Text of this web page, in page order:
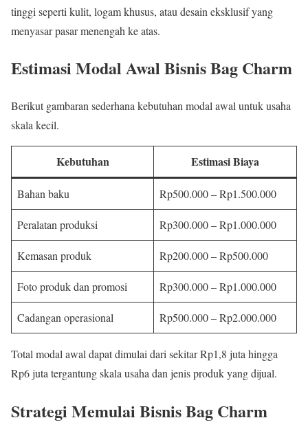
tinggi seperti kulit, logam khusus, atau desain eksklusif yang
menyasar pasar menengah ke atas.
Estimasi Modal Awal Bisnis Bag Charm
Berikut gambaran sederhana kebutuhan modal awal untuk usaha
skala kecil.
Kebutuhan Estimasi Biaya
Bahan baku Rp500.000 – Rp1.500.000
Peralatan produksi Rp300.000 – Rp1.000.000
Kemasan produk Rp200.000 – Rp500.000
Foto produk dan promosi Rp300.000 – Rp1.000.000
Cadangan operasional Rp500.000 – Rp2.000.000
Total modal awal dapat dimulai dari sekitar Rp1,8 juta hingga
Rp6 juta tergantung skala usaha dan jenis produk yang dijual.
Strategi Memulai Bisnis Bag Charm